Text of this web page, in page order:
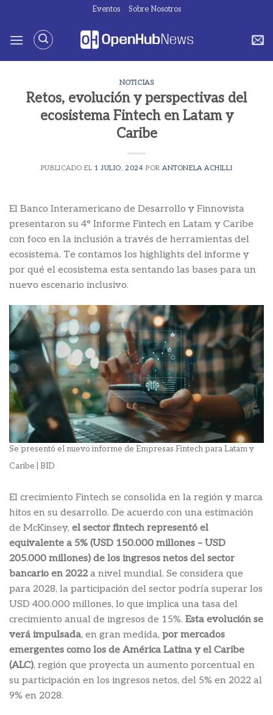
contenido
Eventos Sobre Nosotros
NOTICIAS
Retos, evolución y perspectivas del
ecosistema Fintech en Latam y
Caribe
PUBLICADO EL 1 JULIO, 2024 POR ANTONELA ACHILLI
El Banco Interamericano de Desarrollo y Finnovista
presentaron su 4° Informe Fintech en Latam y Caribe
con foco en la inclusión a través de herramientas del
ecosistema. Te contamos los highlights del informe y
por qué el ecosistema esta sentando las bases para un
nuevo escenario inclusivo.
Se presentó el nuevo informe de Empresas Fintech para Latam y
Caribe | BID
El crecimiento Fintech se consolida en la región y marca
hitos en su desarrollo. De acuerdo con una estimación
de McKinsey, el sector fintech representó el
equivalente a 5% (USD 150.000 millones – USD
205.000 millones) de los ingresos netos del sector
bancario en 2022 a nivel mundial. Se considera que
para 2028, la participación del sector podría superar los
USD 400.000 millones, lo que implica una tasa del
crecimiento anual de ingresos de 15%. Esta evolución se
verá impulsada, en gran medida, por mercados
emergentes como los de América Latina y el Caribe
(ALC), región que proyecta un aumento porcentual en
su participación en los ingresos netos, del 5% en 2022 al
9% en 2028.